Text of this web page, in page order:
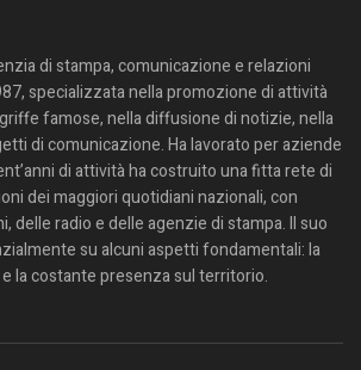
di stampa, comunicazione e relazioni
specializzata nella promozione di attività
famose, nella diffusione di notizie, nella
di comunicazione. Ha lavorato per aziende
di attività ha costruito una fitta rete di
dei maggiori quotidiani nazionali, con
delle radio e delle agenzie di stampa. Il suo
su alcuni aspetti fondamentali: la
la costante presenza sul territorio.